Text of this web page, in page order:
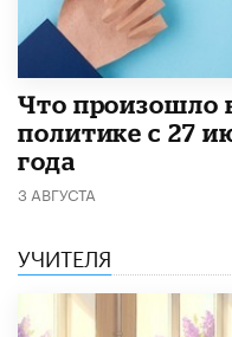
​Что произошло
политике с 27
года
3 АВГУСТА
УЧИТЕЛЯ